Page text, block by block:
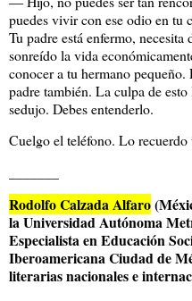
puedes vivir con ese odio en tu
Tu padre está enfermo,
sonreído la vida
conocer a tu hermano
padre también. La culpa de
sedujo. Debes entenderlo.
Cuelgo el teléfono. Lo recuerdo
Rodolfo Calzada Alfaro
la Universidad Autónoma
Especialista en Educación
Iberoamericana Ciudad de
literarias nacionales e